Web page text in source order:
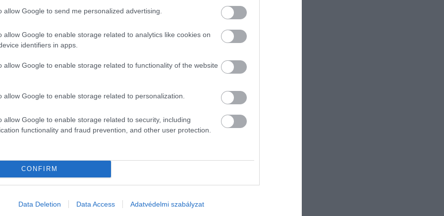
allow Google to send me personalized advertising.
allow Google to enable storage related to analytics like cookies on
identifiers in apps.
allow Google to enable storage related to functionality of the website
allow Google to enable storage related to personalization.
allow Google to enable storage related to security, including
functionality and fraud prevention, and other user protection.
CONFIRM
Data Deletion Data Access Adatvédelmi szabályzat
tapasztalt növekedés ellensúlyozta a Volkswagen
a március végéig tartó három hónapban.
216 800 darabraugrott. Az eladások Európában
51 százalékkal emelkedtek – mindkettő a Tesla
képes lesz-e fenntartani ezt a növekedést a jövőben,
tűnik.